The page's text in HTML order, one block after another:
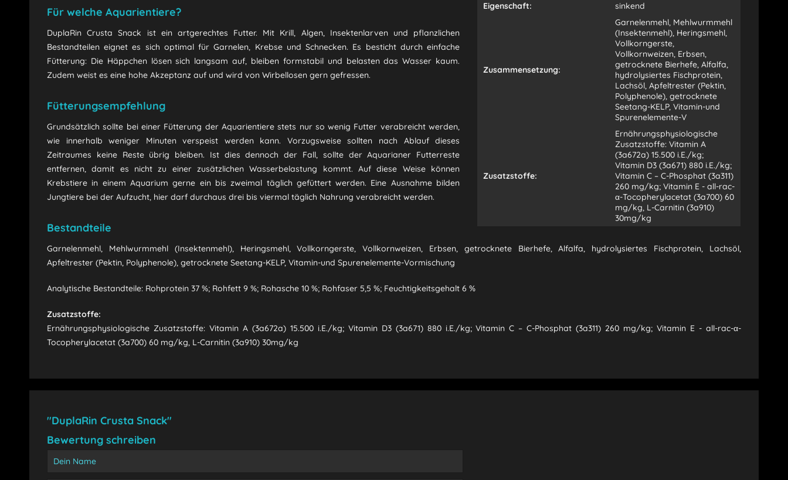
Eigenschaft:
sinkend
Zusammensetzung:
Garnelenmehl, Mehlwurmmehl
(Insektenmehl), Heringsmehl,
Vollkorngerste,
Vollkornweizen, Erbsen,
getrocknete Bierhefe, Alfalfa,
hydrolysiertes Fischprotein,
Lachsöl, Apfeltrester (Pektin,
Polyphenole), getrocknete
Seetang-KELP, Vitamin-und
Spurenelemente-V
Zusatzstoffe:
Ernährungsphysiologische
Zusatzstoffe: Vitamin A
(3a672a) 15.500 i.E./kg;
Vitamin D3 (3a671) 880 i.E./kg;
Vitamin C – C-Phosphat (3a311)
260 mg/kg; Vitamin E - all-rac-
α-Tocopherylacetat (3a700) 60
mg/kg, L-Carnitin (3a910)
30mg/kg
Für welche Aquarientiere?
DuplaRin Crusta Snack ist ein artgerechtes Futter. Mit Krill, Algen, Insektenlarven und pflanzlichen
Bestandteilen eignet es sich optimal für Garnelen, Krebse und Schnecken. Es besticht durch einfache
Fütterung: Die Häppchen lösen sich langsam auf, bleiben formstabil und belasten das Wasser kaum.
Zudem weist es eine hohe Akzeptanz auf und wird von Wirbellosen gern gefressen.
Fütterungsempfehlung
Grundsätzlich sollte bei einer Fütterung der Aquarientiere stets nur so wenig Futter verabreicht werden,
wie innerhalb weniger Minuten verspeist werden kann. Vorzugsweise sollten nach Ablauf dieses
Zeitraumes keine Reste übrig bleiben. Ist dies dennoch der Fall, sollte der Aquarianer Futterreste
entfernen, damit es nicht zu einer zusätzlichen Wasserbelastung kommt. Auf diese Weise können
Krebstiere in einem Aquarium gerne ein bis zweimal täglich gefüttert werden. Eine Ausnahme bilden
Jungtiere bei der Aufzucht, hier darf durchaus drei bis viermal täglich Nahrung verabreicht werden.
Bestandteile
Garnelenmehl, Mehlwurmmehl (Insektenmehl), Heringsmehl, Vollkorngerste, Vollkornweizen, Erbsen, getrocknete Bierhefe, Alfalfa, hydrolysiertes Fischprotein, Lachsöl,
Apfeltrester (Pektin, Polyphenole), getrocknete Seetang-KELP, Vitamin-und Spurenelemente-Vormischung
Analytische Bestandteile: Rohprotein 37 %; Rohfett 9 %; Rohasche 10 %; Rohfaser 5,5 %; Feuchtigkeitsgehalt 6 %
Zusatzstoffe:
Ernährungsphysiologische Zusatzstoffe: Vitamin A (3a672a) 15.500 i.E./kg; Vitamin D3 (3a671) 880 i.E./kg; Vitamin C – C-Phosphat (3a311) 260 mg/kg; Vitamin E - all-rac-α-
Tocopherylacetat (3a700) 60 mg/kg, L-Carnitin (3a910) 30mg/kg
"DuplaRin Crusta Snack"
Bewertung schreiben